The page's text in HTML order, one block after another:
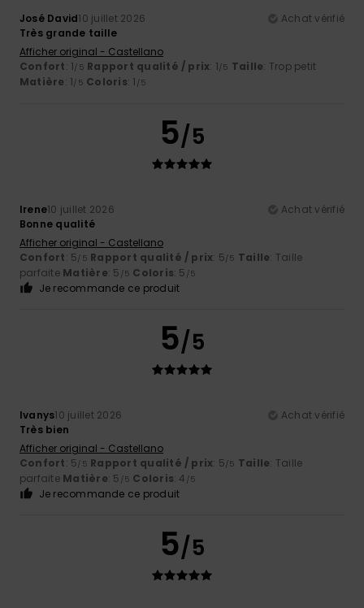
José David10 juillet 2026
Achat vérifié
Très grande taille
Afficher original - Castellano
Confort: 1/5 Rapport qualité / prix: 1/5 Taille: Trop petit
Matière: 1/5 Coloris: 1 /5
5/5
Irene10 juillet 2026
Achat vérifié
Bonne qualité
Afficher original - Castellano
Confort: 5/5 Rapport qualité / prix: 5/5 Taille: Taille
parfaite Matière: 5 /5 Coloris: 5 /5
Je recommande ce produit
5/5
Ivanys10 juillet 2026
Achat vérifié
Très bien
Afficher original - Castellano
Confort: 5/5 Rapport qualité / prix: 5/5 Taille: Taille
parfaite Matière: 5 /5 Coloris: 4 /5
Je recommande ce produit
5/5